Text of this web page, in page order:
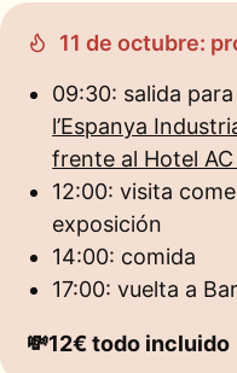
11 de octubre:
09:30: salida
l’Espanya
frente al Hotel
12:00: visita
exposición
14:00: comida
17:00: vuelta a
💸12€ todo incluido